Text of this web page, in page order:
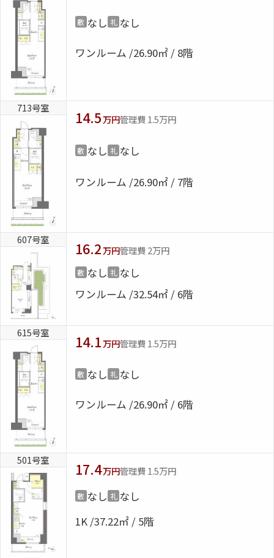
敷 なし 礼 なし
ワンルーム 26.90㎡ / 8階
713号室
14.5万円管理費 1.5万円
敷 なし 礼 なし
ワンルーム 26.90㎡ / 7階
607号室
16.2万円管理費 2万円
敷 なし 礼 なし
ワンルーム 32.54㎡ / 6階
615号室
14.1万円管理費 1.5万円
敷 なし 礼 なし
ワンルーム 26.90㎡ / 6階
501号室
17.4万円管理費 1.5万円
敷 なし 礼 なし
1K 37.22㎡ / 5階